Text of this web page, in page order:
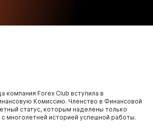
компания Forex Club вступила в
Комиссию. Членство в Финансовой
статус, которым наделены только
многолетней историей успешной работы.